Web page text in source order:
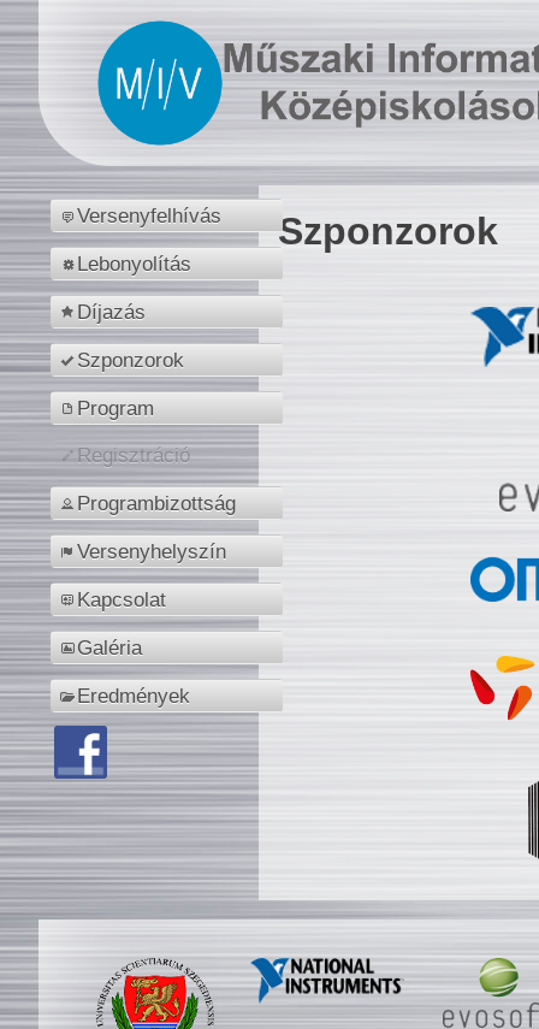
Versenyfelhívás
Lebonyolítás
Díjazás
Szponzorok
Program
Regisztráció
Programbizottság
Versenyhelyszín
Kapcsolat
Galéria
Eredmények
Szponzorok